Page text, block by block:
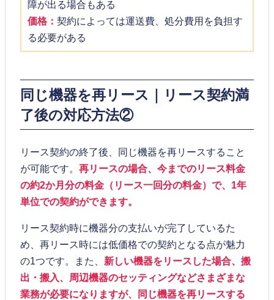
障が出る場合もある
価格： 契約によっては運送費、処分費用を負担す
る必要がある
同じ機器を再リース｜リース契約満
了後の対応方法②
リース契約の終了後、同じ機器を再リースすること
が可能です。 再リースの場合、今までのリース料金
の約2か月分の料金（リース一回分の料金）で、1年
単位での契約ができます。
リース契約時に機器分の支払いが完了しているた
め、再リース時には低価格での契約となる点が魅力
の1つです。また、 新しい機器をリースした場合、搬
出・搬入、周辺機器のセッティングなどさまざまな
業務が必要になりますが、同じ機器を再リースする